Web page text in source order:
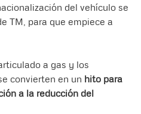
del vehículo se
TM, para que empiece a
a gas y los
convierten en un hito para
a la reducción del